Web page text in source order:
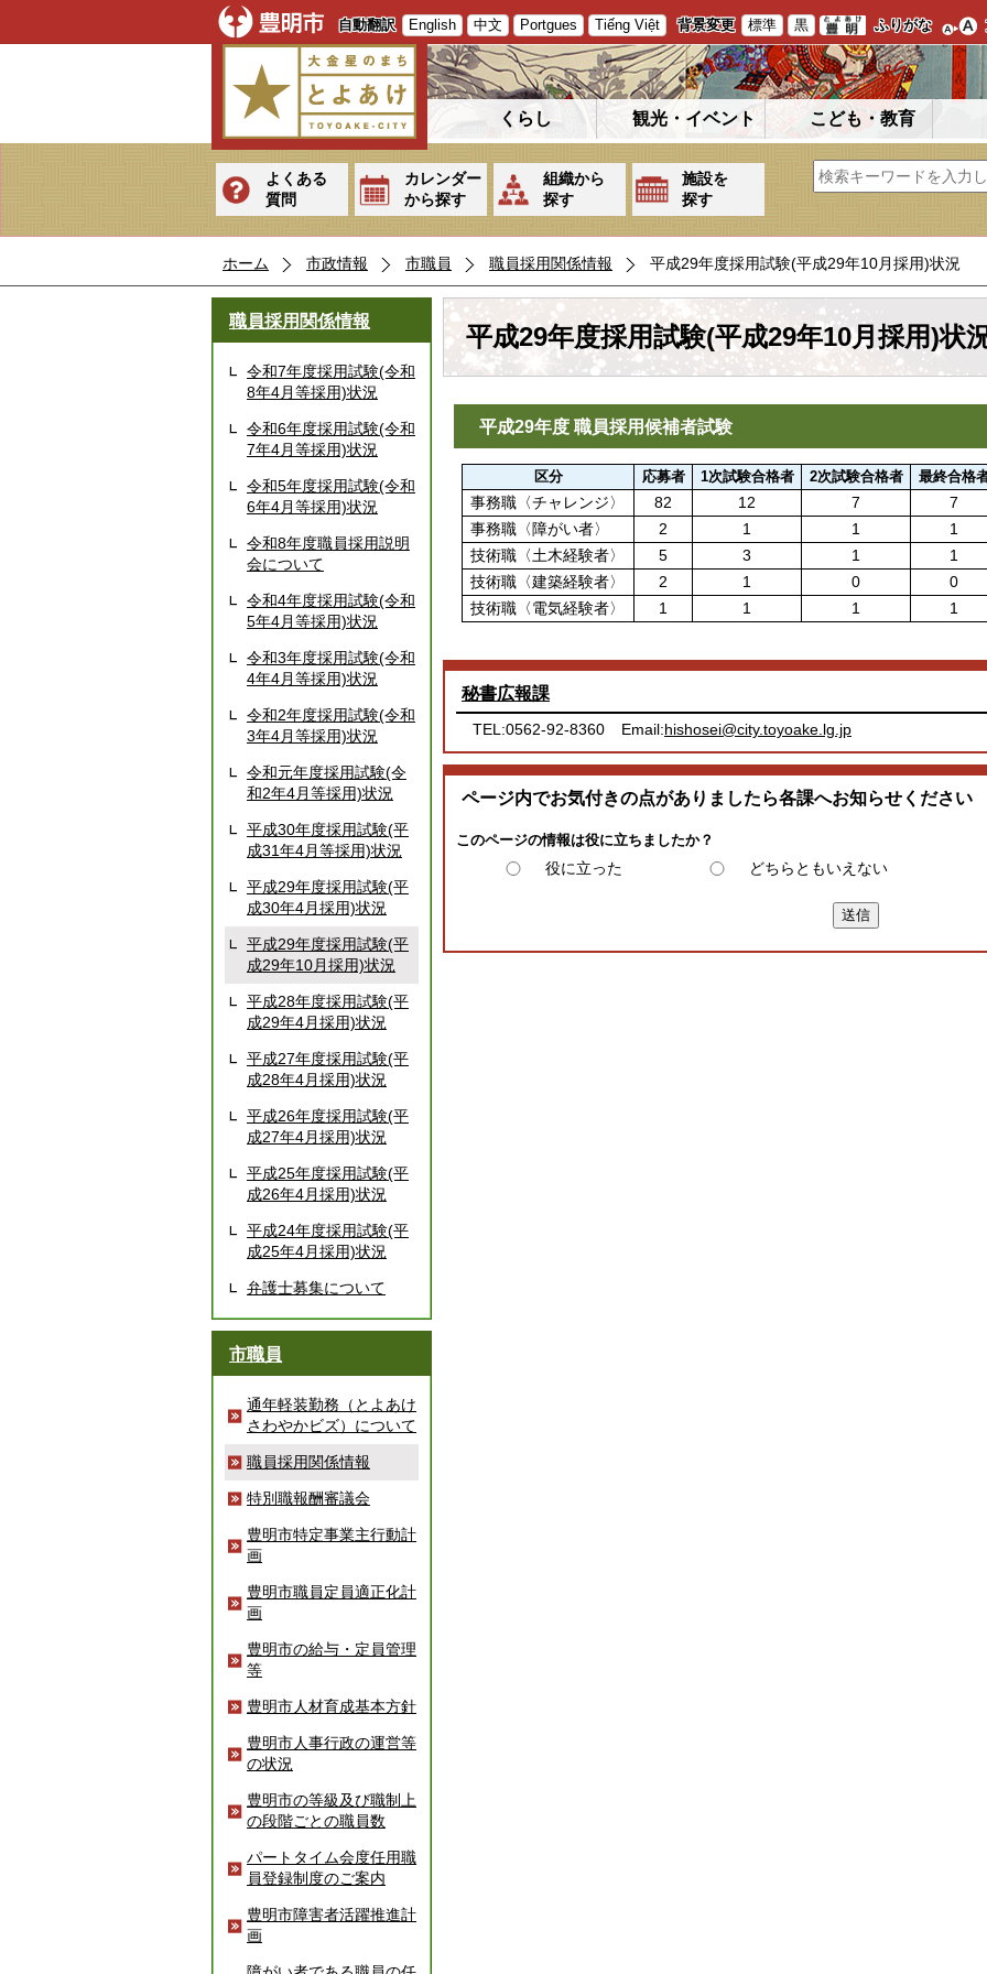
自動翻訳 English 中文 Portgues Tiếng Việt 背景変更 標準 黒 ふりがな
くらし 観光・イベント こども・教育
よくある
質問
カレンダー
から探す
組織から
探す
施設を
探す
ホーム 市政情報 市職員 職員採用関係情報 平成29年度採用試験(平成29年10月採用)状況
職員採用関係情報
令和7年度採用試験(令和
8年4月等採用)状況
令和6年度採用試験(令和
7年4月等採用)状況
令和5年度採用試験(令和
6年4月等採用)状況
令和8年度職員採用説明
会について
令和4年度採用試験(令和
5年4月等採用)状況
令和3年度採用試験(令和
4年4月等採用)状況
令和2年度採用試験(令和
3年4月等採用)状況
令和元年度採用試験(令
和2年4月等採用)状況
平成30年度採用試験(平
成31年4月等採用)状況
平成29年度採用試験(平
成30年4月採用)状況
平成29年度採用試験(平
成29年10月採用)状況
平成28年度採用試験(平
成29年4月採用)状況
平成27年度採用試験(平
成28年4月採用)状況
平成26年度採用試験(平
成27年4月採用)状況
平成25年度採用試験(平
成26年4月採用)状況
平成24年度採用試験(平
成25年4月採用)状況
弁護士募集について
市職員
通年軽装勤務（とよあけ
さわやかビズ）について
職員採用関係情報
特別職報酬審議会
豊明市特定事業主行動計
画
豊明市職員定員適正化計
画
豊明市の給与・定員管理
等
豊明市人材育成基本方針
豊明市人事行政の運営等
の状況
豊明市の等級及び職制上
の段階ごとの職員数
パートタイム会度任用職
員登録制度のご案内
豊明市障害者活躍推進計
画
平成29年度採用試験(平成29年10月採用)状
平成29年度 職員採用候補者試験
区分 応募者 1次試験合格者 2次試験合格者 最終合格
事務職〈チャレンジ〉 82 12 7
7
事務職〈障がい者〉
2 1 1
1
技術職〈土木経験者〉
5 3 1
1
技術職〈建築経験者〉
2 1 0
0
技術職〈電気経験者〉
1 1 1 1
秘書広報課
TEL:0562-92-8360 Email:hishosei@city.toyoake.lg.jp
ページ内でお気付きの点がありましたら各課へお知らせください
このページの情報は役に立ちましたか？
役に立った どちらともいえない